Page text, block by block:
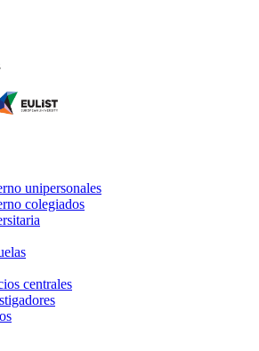
unipersonales
colegiados
centrales